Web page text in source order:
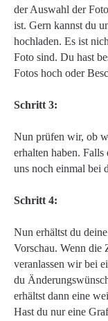
der Auswahl der
ist. Gern kannst du
hochladen. Es ist
Foto sind. Du hast
Fotos hoch oder
Schritt 3:
Nun prüfen wir, ob
erhalten haben.
uns noch einmal bei
Schritt 4:
Nun erhältst du
Vorschau. Wenn die
veranlassen wir bei
du
erhältst dann eine
Hast du nur eine